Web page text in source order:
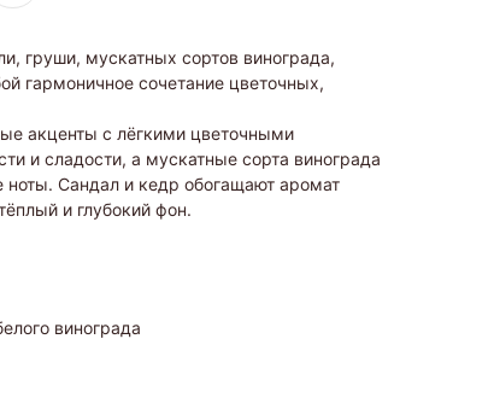
груши, мускатных сортов винограда,
гармоничное сочетание цветочных,
акценты с лёгкими цветочными
и сладости, а мускатные сорта винограда
ноты. Сандал и кедр обогащают аромат
и глубокий фон.
винограда